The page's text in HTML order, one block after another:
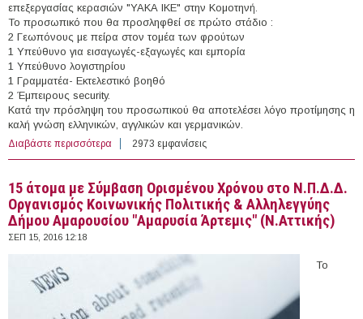
επεξεργασίας κερασιών "ΥΑΚΑ ΙΚΕ" στην Κομοτηνή.
Το προσωπικό που θα προσληφθεί σε πρώτο στάδιο :
2 Γεωπόνους με πείρα στον τομέα των φρούτων
1 Υπεύθυνο για εισαγωγές-εξαγωγές και εμπορία
1 Υπεύθυνο λογιστηρίου
1 Γραμματέα- Εκτελεστικό βοηθό
2 Έμπειρους security.
Κατά την πρόσληψη του προσωπικού θα αποτελέσει λόγο προτίμησης η
καλή γνώση ελληνικών, αγγλικών και γερμανικών.
Διαβάστε περισσότερα για 7 Θέσεις εργασίας στην εταιρεία επεξεργασίας
κερασιών ΥΑΚΑ ΙΚΕ στην Κομοτηνή
2973 εμφανίσεις
15 άτομα με Σύμβαση Ορισμένου Χρόνου στο Ν.Π.Δ.Δ.
Οργανισμός Κοινωνικής Πολιτικής & Αλληλεγγύης
Δήμου Αμαρουσίου "Αμαρυσία Άρτεμις" (Ν.Αττικής)
ΣΕΠ 15, 2016 12:18
Το